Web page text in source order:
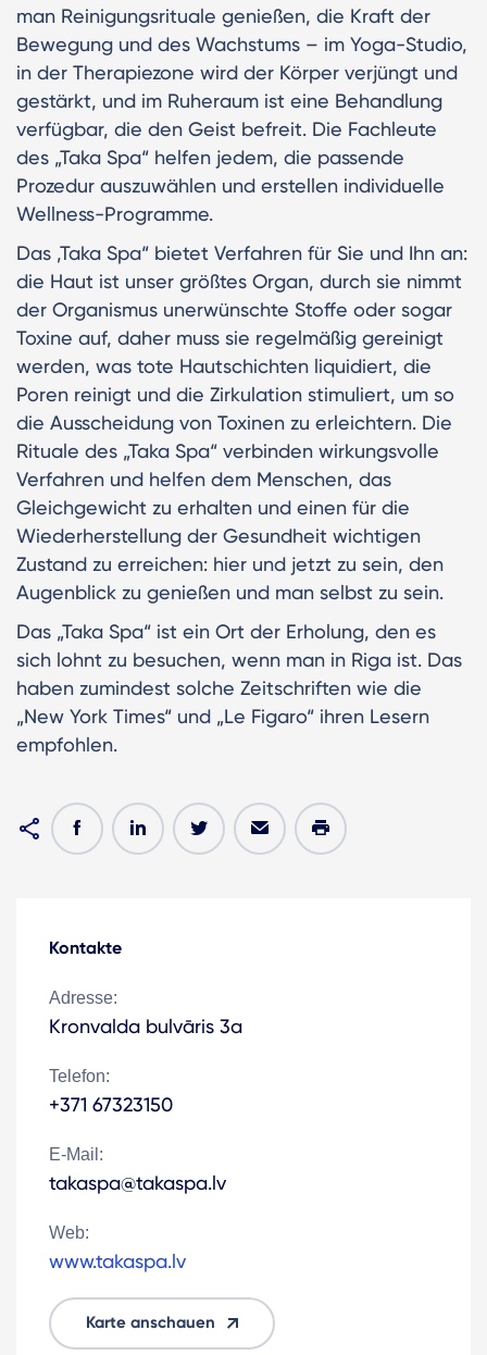
man Reinigungsrituale genießen, die Kraft der
Bewegung und des Wachstums – im Yoga-Studio,
in der Therapiezone wird der Körper verjüngt und
gestärkt, und im Ruheraum ist eine Behandlung
verfügbar, die den Geist befreit. Die Fachleute
des „Taka Spa“ helfen jedem, die passende
Prozedur auszuwählen und erstellen individuelle
Wellness-Programme.
Das ‚Taka Spa“ bietet Verfahren für Sie und Ihn an:
die Haut ist unser größtes Organ, durch sie nimmt
der Organismus unerwünschte Stoffe oder sogar
Toxine auf, daher muss sie regelmäßig gereinigt
werden, was tote Hautschichten liquidiert, die
Poren reinigt und die Zirkulation stimuliert, um so
die Ausscheidung von Toxinen zu erleichtern. Die
Rituale des „Taka Spa“ verbinden wirkungsvolle
Verfahren und helfen dem Menschen, das
Gleichgewicht zu erhalten und einen für die
Wiederherstellung der Gesundheit wichtigen
Zustand zu erreichen: hier und jetzt zu sein, den
Augenblick zu genießen und man selbst zu sein.
Das „Taka Spa“ ist ein Ort der Erholung, den es
sich lohnt zu besuchen, wenn man in Riga ist. Das
haben zumindest solche Zeitschriften wie die
„New York Times“ und „Le Figaro“ ihren Lesern
empfohlen.
Kontakte
Adresse:
Kronvalda bulvāris 3a
Telefon:
+371 67323150
E-Mail:
takaspa@takaspa.lv
Web:
www.takaspa.lv
Karte anschauen